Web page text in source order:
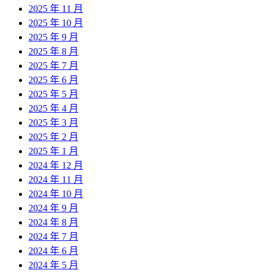
2025 年 11 月
2025 年 10 月
2025 年 9 月
2025 年 8 月
2025 年 7 月
2025 年 6 月
2025 年 5 月
2025 年 4 月
2025 年 3 月
2025 年 2 月
2025 年 1 月
2024 年 12 月
2024 年 11 月
2024 年 10 月
2024 年 9 月
2024 年 8 月
2024 年 7 月
2024 年 6 月
2024 年 5 月